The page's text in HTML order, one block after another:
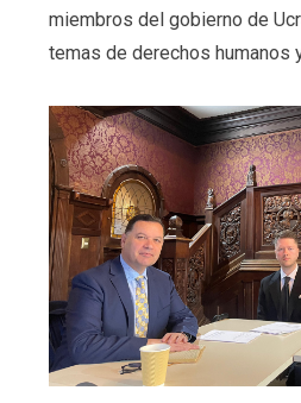
miembros del gobierno de
temas de derechos humanos